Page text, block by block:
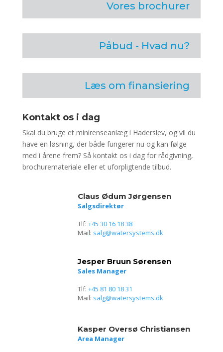
Vores brochurer
Påbud - Hvad nu?
Læs om finansiering
Kontakt os i dag
Skal du bruge et minirenseanlæg i Haderslev, og vil du
have en løsning, der både fungerer nu og kan følge
med i årene frem? Så kontakt os i dag for rådgivning,
brochuremateriale eller et uforpligtende tilbud.
Claus Ødum Jørgensen
Salgsdirektør
Tlf: +45 30 16 18 38
Mail: salg@watersystems.dk
Jesper Bruun Sørensen
Sales Manager
Tlf: +45 81 80 18 31
Mail: salg@watersystems.dk
Kasper Oversø Christiansen
Area Manager